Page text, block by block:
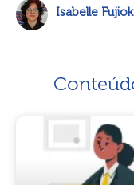
Isabelle